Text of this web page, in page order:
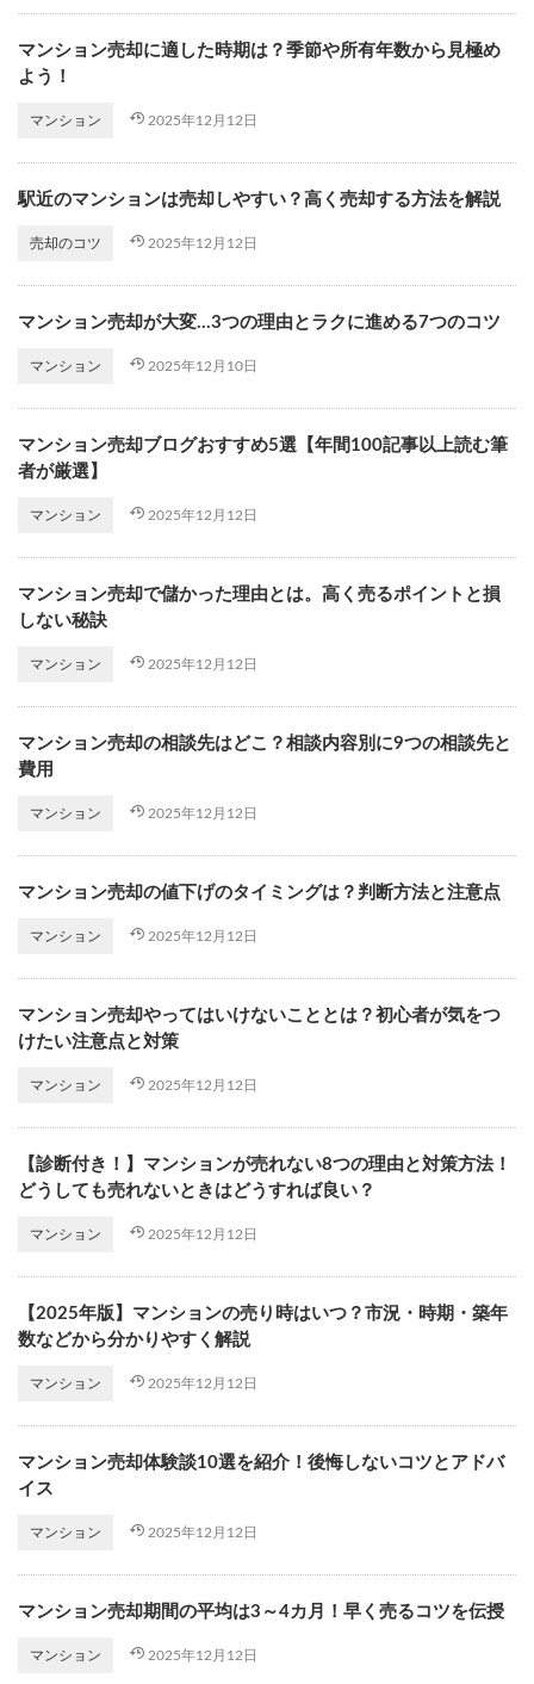
マンション売却に適した時期は？季節や所有年数から見極め
よう！
マンション 2025年12月12日
駅近のマンションは売却しやすい？高く売却する方法を解説
売却のコツ 2025年12月12日
マンション売却が大変…3つの理由とラクに進める7つのコツ
マンション 2025年12月10日
マンション売却ブログおすすめ5選【年間100記事以上読む筆
者が厳選】
マンション 2025年12月12日
マンション売却で儲かった理由とは。高く売るポイントと損
しない秘訣
マンション 2025年12月12日
マンション売却の相談先はどこ？相談内容別に9つの相談先と
費用
マンション 2025年12月12日
マンション売却の値下げのタイミングは？判断方法と注意点
マンション 2025年12月12日
マンション売却やってはいけないこととは？初心者が気をつ
けたい注意点と対策
マンション 2025年12月12日
【診断付き！】マンションが売れない8つの理由と対策方法！
どうしても売れないときはどうすれば良い？
マンション 2025年12月12日
【2025年版】マンションの売り時はいつ？市況・時期・築年
数などから分かりやすく解説
マンション 2025年12月12日
マンション売却体験談10選を紹介！後悔しないコツとアドバ
イス
マンション 2025年12月12日
マンション売却期間の平均は3～4カ月！早く売るコツを伝授
マンション 2025年12月12日